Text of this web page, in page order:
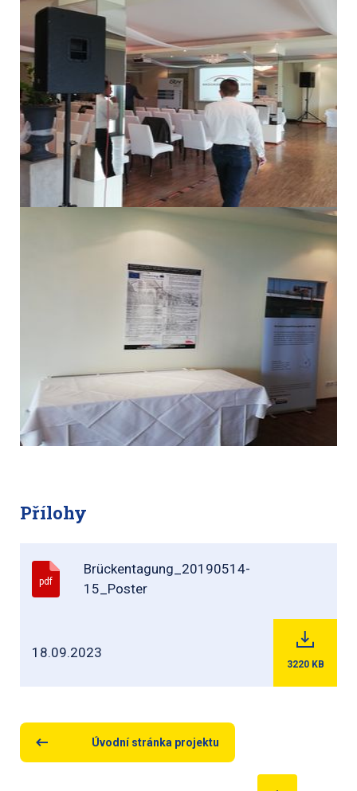
Přílohy
pdf
Brückentagung_20190514-
15_Poster
18.09.2023
3220 KB
Úvodní stránka projektu